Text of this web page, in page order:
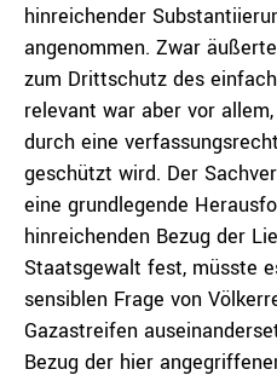
hinreichender
angenommen. Zwar
zum Drittschutz des
relevant war aber vor
durch eine
geschützt wird. Der
eine grundlegende
hinreichenden Bezug der
Staatsgewalt fest, müsste
sensiblen Frage von
Gazastreifen
Bezug der hier